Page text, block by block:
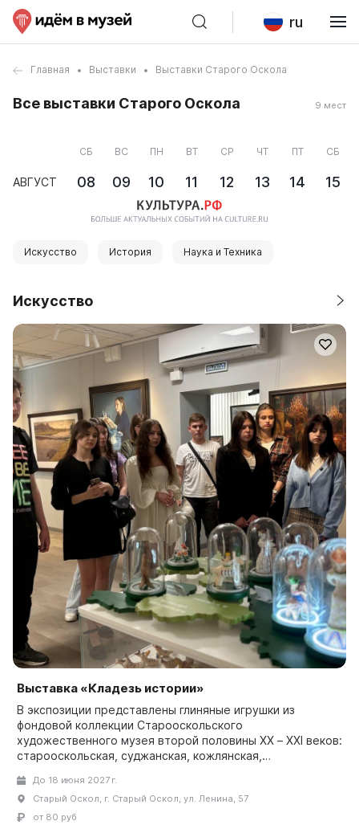
ru
Главная Выставки Выставки Старого Оскола
Все выставки Старого Оскола 9 мест
АВГУСТ
СБ
08
ВС
09
ПН
10
ВТ
11
СР
12
ЧТ
13
ПТ
14
СБ
15
Искусство История Наука и Техника
Искусство
Выставка «Кладезь истории»
В экспозиции представлены глиняные игрушки из
фондовой коллекции Старооскольского
художественного музея второй половины XX – XXI веков:
старооскольская, суджанская, кожлянская,
До 18 июня 2027 г.
Старый Оскол, г. Старый Оскол, ул. Ленина, 57
от 80 руб